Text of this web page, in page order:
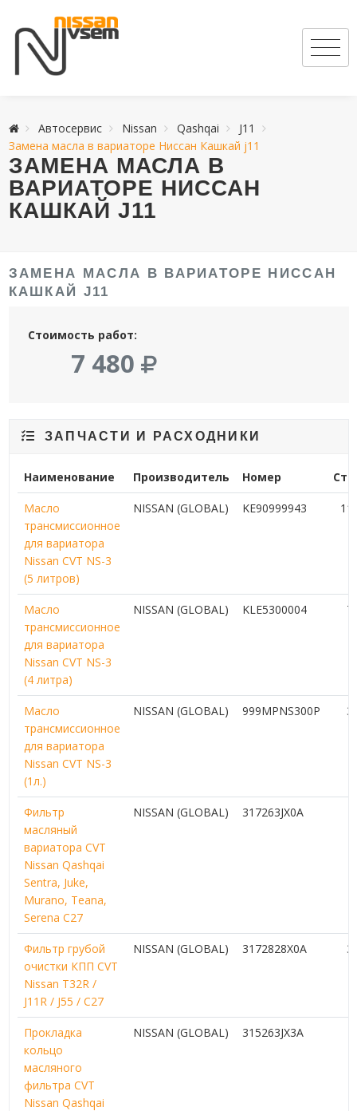
Автосервис Nissan Qashqai
J11
Замена масла в вариаторе Ниссан Кашкай j11
ЗАМЕНА МАСЛА В
ВАРИАТОРЕ НИССАН
КАШКАЙ J11
ЗАМЕНА МАСЛА В ВАРИАТОРЕ НИССАН
КАШКАЙ J11
Стоимость работ:
7 480
ЗАПЧАСТИ И РАСХОДНИКИ
Наименование Производитель Номер
Масло
трансмиссионное
для вариатора
Nissan CVT NS-3
(5 литров)
NISSAN (GLOBAL) KE90999943
Масло
трансмиссионное
для вариатора
Nissan CVT NS-3
(4 литра)
NISSAN (GLOBAL) KLE5300004 7
Масло
трансмиссионное
для вариатора
Nissan CVT NS-3
(1л.)
NISSAN (GLOBAL) 999MPNS300P 3
Фильтр
масляный
вариатора CVT
Nissan Qashqai
Sentra, Juke,
Murano, Teana,
Serena C27
NISSAN (GLOBAL) 317263JX0A
Фильтр грубой
очистки КПП CVT
Nissan T32R /
J11R / J55 / C27
NISSAN (GLOBAL) 3172828X0A 3
Прокладка
кольцо
масляного
фильтра CVT
Nissan Qashqai
NISSAN (GLOBAL) 315263JX3A